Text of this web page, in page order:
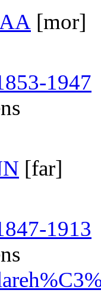
[mor]
1947
[far]
1913